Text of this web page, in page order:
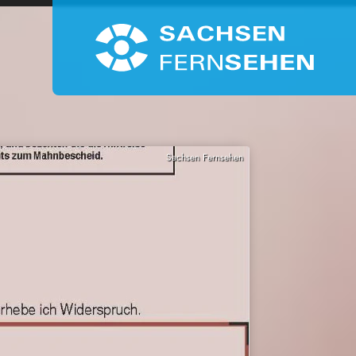
Sachsen Fernsehen